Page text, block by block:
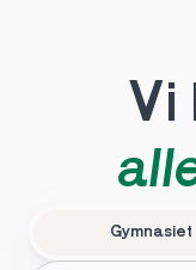
Vi
Gymnasiet